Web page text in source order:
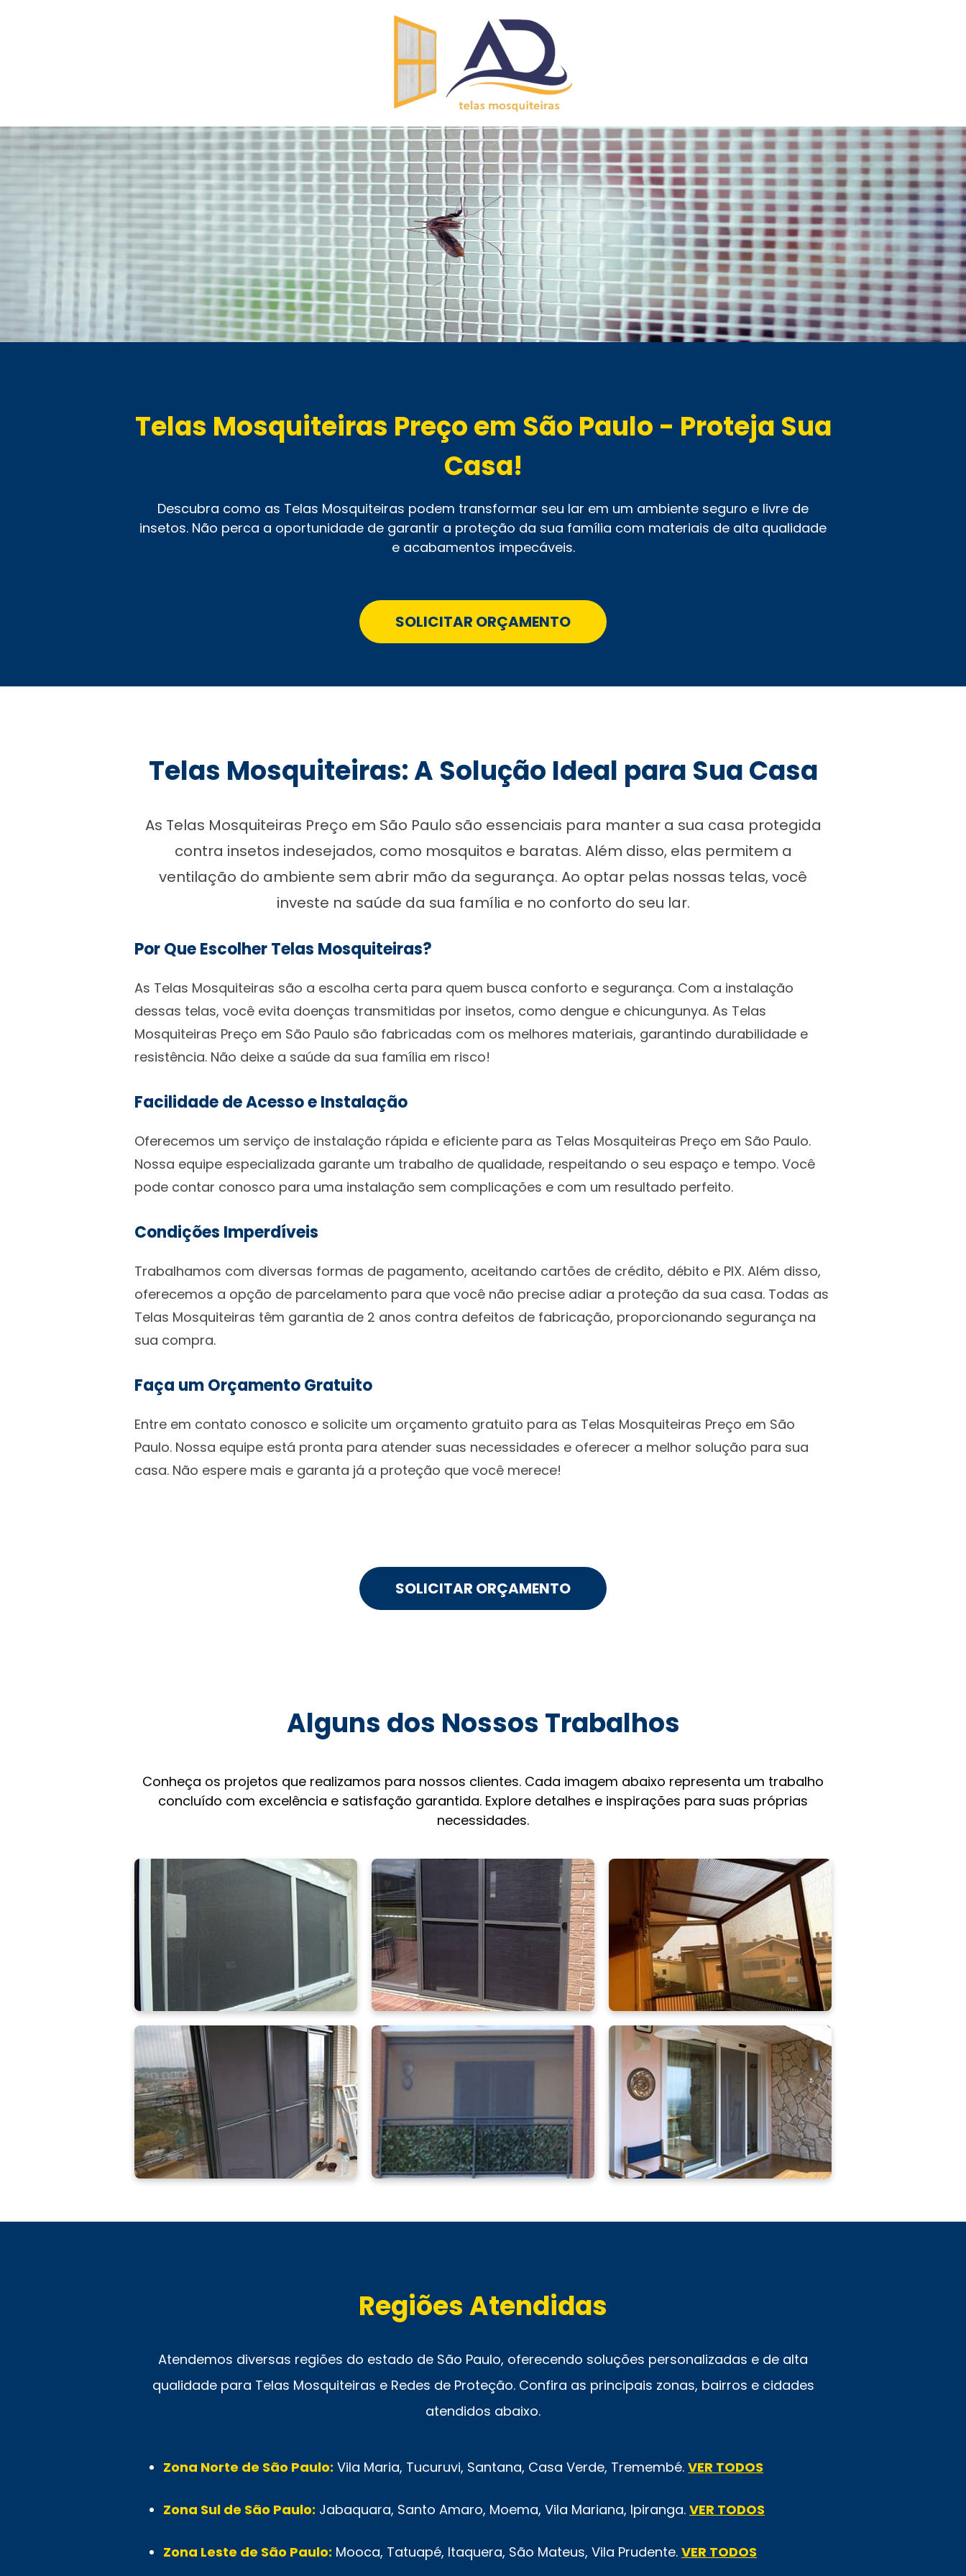
Telas Mosquiteiras Preço em São Paulo - Proteja Sua
Casa!
Descubra como as Telas Mosquiteiras podem transformar seu lar em um ambiente seguro e livre de
insetos. Não perca a oportunidade de garantir a proteção da sua família com materiais de alta qualidade
e acabamentos impecáveis.
SOLICITAR ORÇAMENTO
Telas Mosquiteiras: A Solução Ideal para Sua Casa
As Telas Mosquiteiras Preço em São Paulo são essenciais para manter a sua casa protegida
contra insetos indesejados, como mosquitos e baratas. Além disso, elas permitem a
ventilação do ambiente sem abrir mão da segurança. Ao optar pelas nossas telas, você
investe na saúde da sua família e no conforto do seu lar.
Por Que Escolher Telas Mosquiteiras?
As Telas Mosquiteiras são a escolha certa para quem busca conforto e segurança. Com a instalação
dessas telas, você evita doenças transmitidas por insetos, como dengue e chicungunya. As Telas
Mosquiteiras Preço em São Paulo são fabricadas com os melhores materiais, garantindo durabilidade e
resistência. Não deixe a saúde da sua família em risco!
Facilidade de Acesso e Instalação
Oferecemos um serviço de instalação rápida e eficiente para as Telas Mosquiteiras Preço em São Paulo.
Nossa equipe especializada garante um trabalho de qualidade, respeitando o seu espaço e tempo. Você
pode contar conosco para uma instalação sem complicações e com um resultado perfeito.
Condições Imperdíveis
Trabalhamos com diversas formas de pagamento, aceitando cartões de crédito, débito e PIX. Além disso,
oferecemos a opção de parcelamento para que você não precise adiar a proteção da sua casa. Todas as
Telas Mosquiteiras têm garantia de 2 anos contra defeitos de fabricação, proporcionando segurança na
sua compra.
Faça um Orçamento Gratuito
Entre em contato conosco e solicite um orçamento gratuito para as Telas Mosquiteiras Preço em São
Paulo. Nossa equipe está pronta para atender suas necessidades e oferecer a melhor solução para sua
casa. Não espere mais e garanta já a proteção que você merece!
SOLICITAR ORÇAMENTO
Alguns dos Nossos Trabalhos
Conheça os projetos que realizamos para nossos clientes. Cada imagem abaixo representa um trabalho
concluído com excelência e satisfação garantida. Explore detalhes e inspirações para suas próprias
necessidades.
Regiões Atendidas
Atendemos diversas regiões do estado de São Paulo, oferecendo soluções personalizadas e de alta
qualidade para Telas Mosquiteiras e Redes de Proteção. Confira as principais zonas, bairros e cidades
atendidos abaixo.
Zona Norte de São Paulo: Vila Maria, Tucuruvi, Santana, Casa Verde, Tremembé. VER TODOS
Zona Sul de São Paulo: Jabaquara, Santo Amaro, Moema, Vila Mariana, Ipiranga. VER TODOS
Zona Leste de São Paulo: Mooca, Tatuapé, Itaquera, São Mateus, Vila Prudente. VER TODOS